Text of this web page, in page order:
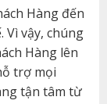
Hàng đến
vậy, chúng
Hàng lên
trợ mọi
tận tâm từ